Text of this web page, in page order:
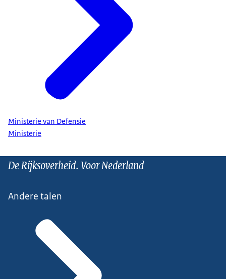
Ministerie van Defensie
Ministerie
De Rijksoverheid. Voor Nederland
Andere talen